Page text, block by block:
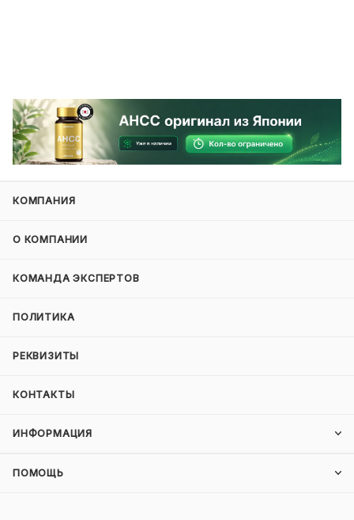
КОМПАНИЯ
О КОМПАНИИ
КОМАНДА ЭКСПЕРТОВ
ПОЛИТИКА
РЕКВИЗИТЫ
КОНТАКТЫ
ИНФОРМАЦИЯ
ПОМОЩЬ